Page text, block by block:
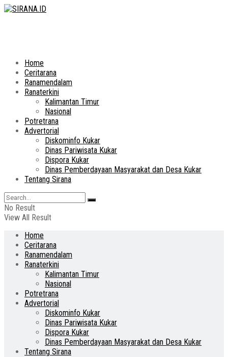
Home
Ceritarana
Ranamendalam
Ranaterkini
Kalimantan Timur
Nasional
Potretrana
Advertorial
Diskominfo Kukar
Dinas Pariwisata Kukar
Dispora Kukar
Dinas Pemberdayaan Masyarakat dan Desa Kukar
Tentang Sirana
No Result
View All Result
Home
Ceritarana
Ranamendalam
Ranaterkini
Kalimantan Timur
Nasional
Potretrana
Advertorial
Diskominfo Kukar
Dinas Pariwisata Kukar
Dispora Kukar
Dinas Pemberdayaan Masyarakat dan Desa Kukar
Tentang Sirana